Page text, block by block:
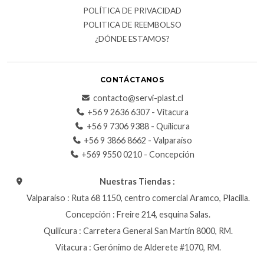
POLÍTICA DE PRIVACIDAD
POLITICA DE REEMBOLSO
¿DÓNDE ESTAMOS?
CONTÁCTANOS
contacto@servi-plast.cl
+56 9 2636 6307 - Vitacura
+56 9 7306 9388 - Quilicura
+56 9 3866 8662 - Valparaíso
+569 9550 0210 - Concepción
Nuestras Tiendas :
Valparaíso : Ruta 68 1150, centro comercial Aramco, Placilla.
Concepción : Freire 214, esquina Salas.
Quilicura : Carretera General San Martín 8000, RM.
Vitacura : Gerónimo de Alderete #1070, RM.